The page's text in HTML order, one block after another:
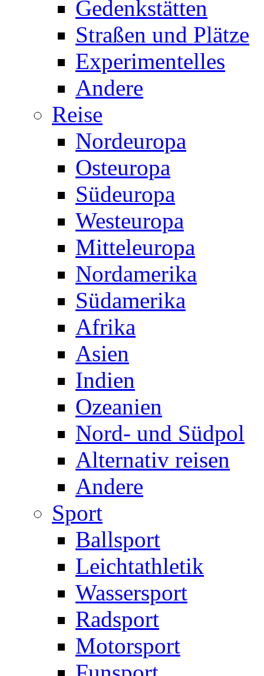
Gedenkstätten
Straßen und Plätze
Experimentelles
Andere
Reise
Nordeuropa
Osteuropa
Südeuropa
Westeuropa
Mitteleuropa
Nordamerika
Südamerika
Afrika
Asien
Indien
Ozeanien
Nord- und Südpol
Alternativ reisen
Andere
Sport
Ballsport
Leichtathletik
Wassersport
Radsport
Motorsport